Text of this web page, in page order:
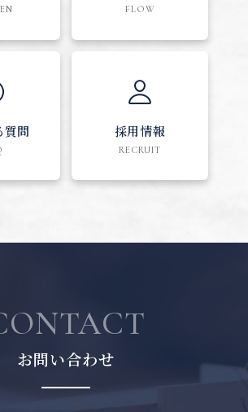
FLOW
質問 採用情報
RECRUIT
お問い合わせ